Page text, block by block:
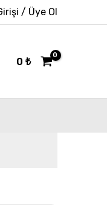
/ Üye Ol
0 ₺